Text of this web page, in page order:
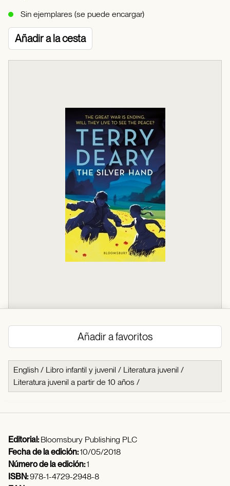
Sin ejemplares (se puede encargar)
Añadir a la cesta
Añadir a favoritos
English / Libro infantil y juvenil / Literatura juvenil /
Literatura juvenil a partir de 10 años /
Editorial:Bloomsbury Publishing PLC
Fecha de la edición:10/05/2018
Número de la edición:1
ISBN:978-1-4729-2948-8